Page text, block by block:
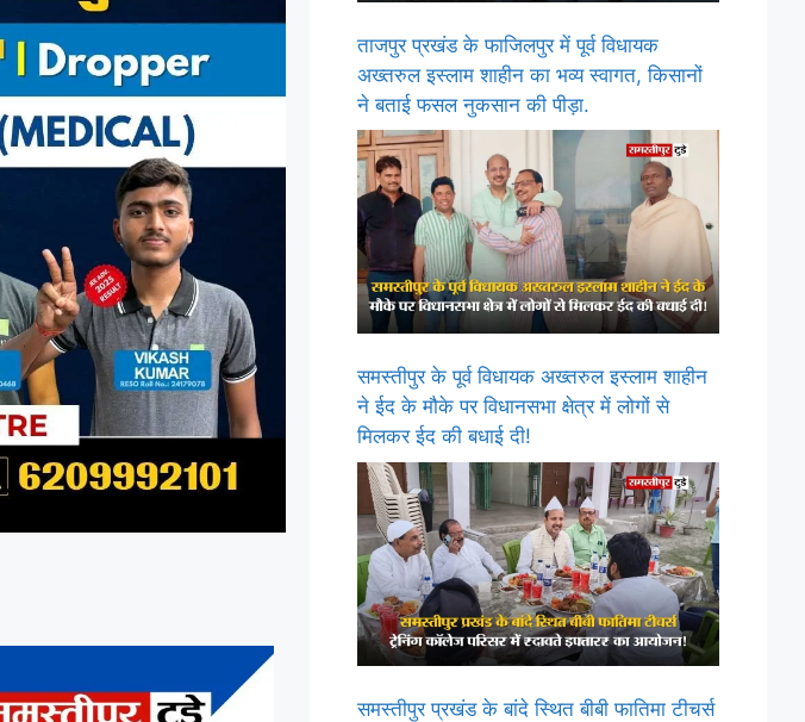
ताजपुर प्रखंड के फाजिलपुर में पूर्व विधायक
अख्तरुल इस्लाम शाहीन का भव्य स्वागत, किसानों
ने बताई फसल नुकसान की पीड़ा.
समस्तीपुर के पूर्व विधायक अख्तरुल इस्लाम शाहीन
ने ईद के मौके पर विधानसभा क्षेत्र में लोगों से
मिलकर ईद की बधाई दी!
समस्तीपुर प्रखंड के बांदे स्थित बीबी फातिमा टीचर्स